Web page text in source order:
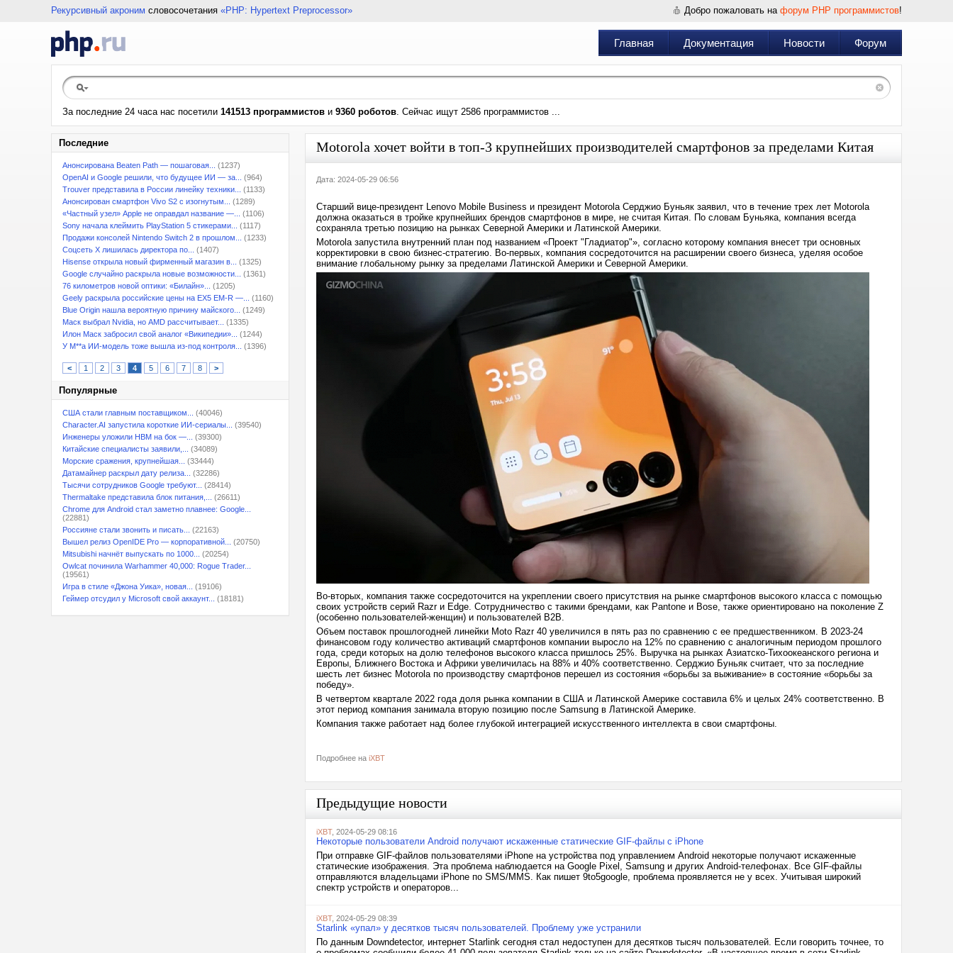
Рекурсивный акроним словосочетания «PHP: Hypertext Preprocessor» Добро пожаловать на форум PHP программистов!
Главная Документация Новости Форум
За последние 24 часа нас посетили 141513 программистов и 9360 роботов. Сейчас ищут 2586 программистов ...
Последние
Анонсирована Beaten Path — пошаговая...
(1237)
OpenAI и Google решили, что будущее ИИ — за...
(964)
Trouver представила в России линейку техники...
(1133)
Анонсирован смартфон Vivo S2 с изогнутым...
(1289)
«Частный узел» Apple не оправдал название —...
(1106)
Sony начала клеймить PlayStation 5 стикерами...
(1117)
Продажи консолей Nintendo Switch 2 в прошлом...
(1233)
Соцсеть X лишилась директора по...
(1407)
Hisense открыла новый фирменный магазин в...
(1325)
Google случайно раскрыла новые возможности...
(1361)
76 километров новой оптики: «Билайн»...
(1205)
Geely раскрыла российские цены на EX5 EM-R —...
(1160)
Blue Origin нашла вероятную причину майского...
(1249)
Маск выбрал Nvidia, но AMD рассчитывает...
(1335)
Илон Маск забросил свой аналог «Википедии»...
(1244)
У M**a ИИ-модель тоже вышла из-под контроля...
(1396)
< 1 2 3 4 5 6 7 8 >
Популярные
США стали главным поставщиком...
(40046)
Character.AI запустила короткие ИИ-сериалы...
(39540)
Инженеры уложили HBM на бок —...
(39300)
Китайские специалисты заявили,...
(34089)
Морские сражения, крупнейшая...
(33444)
Датамайнер раскрыл дату релиза...
(32286)
Тысячи сотрудников Google требуют...
(28414)
Thermaltake представила блок питания,...
(26611)
Chrome для Android стал заметно плавнее: Google...
(22881)
Россияне стали звонить и писать...
(22163)
Вышел релиз OpenIDE Pro — корпоративной...
(20750)
Mitsubishi начнёт выпускать по 1000...
(20254)
Owlcat починила Warhammer 40,000: Rogue Trader...
(19561)
Игра в стиле «Джона Уика», новая...
(19106)
Геймер отсудил у Microsoft свой аккаунт...
(18181)
Motorola хочет войти в топ-3 крупнейших производителей смартфонов за пределами Китая
Дата: 2024-05-29 06:56
Старший вице-президент Lenovo Mobile Business и президент Motorola Серджио Буньяк заявил, что в течение трех лет Motorola
должна оказаться в тройке крупнейших брендов смартфонов в мире, не считая Китая. По словам Буньяка, компания всегда
сохраняла третью позицию на рынках Северной Америки и Латинской Америки.
Motorola запустила внутренний план под названием «Проект "Гладиатор"», согласно которому компания внесет три основных
корректировки в свою бизнес-стратегию. Во-первых, компания сосредоточится на расширении своего бизнеса, уделяя особое
внимание глобальному рынку за пределами Латинской Америки и Северной Америки.
Во-вторых, компания также сосредоточится на укреплении своего присутствия на рынке смартфонов высокого класса с помощью
своих устройств серий Razr и Edge. Сотрудничество с такими брендами, как Pantone и Bose, также ориентировано на поколение Z
(особенно пользователей-женщин) и пользователей B2B.
Объем поставок прошлогодней линейки Moto Razr 40 увеличился в пять раз по сравнению с ее предшественником. В 2023-24
финансовом году количество активаций смартфонов компании выросло на 12% по сравнению с аналогичным периодом прошлого
года, среди которых на долю телефонов высокого класса пришлось 25%. Выручка на рынках Азиатско-Тихоокеанского региона и
Европы, Ближнего Востока и Африки увеличилась на 88% и 40% соответственно. Серджио Буньяк считает, что за последние
шесть лет бизнес Motorola по производству смартфонов перешел из состояния «борьбы за выживание» в состояние «борьбы за
победу».
В четвертом квартале 2022 года доля рынка компании в США и Латинской Америке составила 6% и целых 24% соответственно. В
этот период компания занимала вторую позицию после Samsung в Латинской Америке.
Компания также работает над более глубокой интеграцией искусственного интеллекта в свои смартфоны.
Подробнее на iXBT
Предыдущие новости
iXBT, 2024-05-29 08:16
Некоторые пользователи Android получают искаженные статические GIF-файлы с iPhone
При отправке GIF-файлов пользователями iPhone на устройства под управлением Android некоторые получают искаженные
статические изображения. Эта проблема наблюдается на Google Pixel, Samsung и других Android-телефонах. Все GIF-файлы
отправляются владельцами iPhone по SMS/MMS. Как пишет 9to5google, проблема проявляется не у всех. Учитывая широкий
спектр устройств и операторов...
iXBT, 2024-05-29 08:39
Starlink «упал» у десятков тысяч пользователей. Проблему уже устранили
По данным Downdetector, интернет Starlink сегодня стал недоступен для десятков тысяч пользователей. Если говорить точнее, то